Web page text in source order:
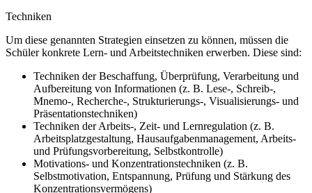
Techniken
Um diese genannten Strategien einsetzen zu können, müssen die
Schüler konkrete Lern- und Arbeitstechniken erwerben. Diese sind:
Techniken der Beschaffung, Überprüfung, Verarbeitung und
Aufbereitung von Informationen (z. B. Lese-, Schreib-,
Mnemo-, Recherche-, Strukturierungs-, Visualisierungs- und
Präsentationstechniken)
Techniken der Arbeits-, Zeit- und Lernregulation (z. B.
Arbeitsplatzgestaltung, Hausaufgabenmanagement, Arbeits-
und Prüfungsvorbereitung, Selbstkontrolle)
Motivations- und Konzentrationstechniken (z. B.
Selbstmotivation, Entspannung, Prüfung und Stärkung des
Konzentrationsvermögens)